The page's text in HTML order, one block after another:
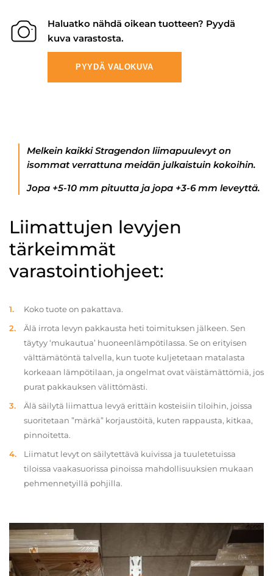
Haluatko nähdä oikean tuotteen? Pyydä
kuva varastosta.
PYYDÄ VALOKUVA
Melkein kaikki Stragendon liimapuulevyt on
isommat verrattuna meidän julkaistuin kokoihin.
Jopa +5-10 mm pituutta ja jopa +3-6 mm leveyttä.
Liimattujen levyjen
tärkeimmät
varastointiohjeet:
Koko tuote on pakattava.
Älä irrota levyn pakkausta heti toimituksen jälkeen. Sen
täytyy ‘mukautua’ huoneenlämpötilassa. Se on erityisen
välttämätöntä talvella, kun tuote kuljetetaan matalasta
korkeaan lämpötilaan, ja ongelmat ovat väistämättömiä, jos
purat pakkauksen välittömästi.
Älä säilytä liimattua levyä erittäin kosteisiin tiloihin, joissa
suoritetaan ”märkä” korjaustöitä, kuten rappausta, kitkaa,
pinnoitetta.
Liimatut levyt on säilytettävä kuivissa ja tuuletetuissa
tiloissa vaakasuorissa pinoissa mahdollisuuksien mukaan
pehmennetyillä pohjilla.